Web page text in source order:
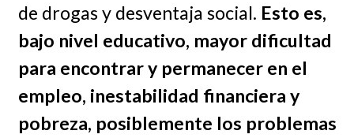
de drogas y desventaja social. Esto es,
bajo nivel educativo, mayor dificultad
para encontrar y permanecer en el
empleo, inestabilidad financiera y
pobreza, posiblemente los problemas